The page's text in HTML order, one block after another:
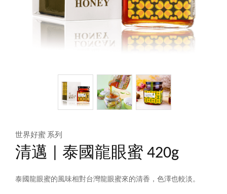
世界好蜜 系列
清邁 | 泰國龍眼蜜 420g
泰國龍眼蜜的風味相對台灣龍眼蜜來的清香，色澤也較淡。